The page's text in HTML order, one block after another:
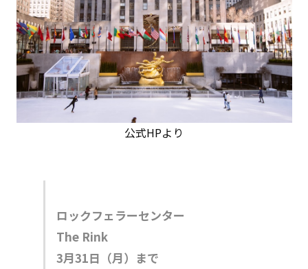
公式HPより
ロックフェラーセンター
The Rink
3月31日（月）まで